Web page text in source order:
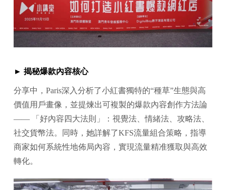
► 揭秘爆款內容核心
分享中，Paris深入分析了小紅書獨特的“種草”生態與高
價值用戶畫像，並提煉出可複製的爆款內容創作方法論
—— 「好內容四大法則」：視覺法、情緒法、攻略法、
社交貨幣法。同時，她詳解了KFS流量組合策略，指導
商家如何系統性地佈局內容，實現流量精准獲取與高效
轉化。